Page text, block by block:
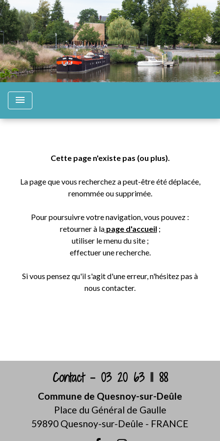
menu
Cette page n'existe pas (ou plus).
La page que vous recherchez a peut-être été déplacée,
renommée ou supprimée.
Pour poursuivre votre navigation, vous pouvez :
retourner à la page d'accueil ;
utiliser le menu du site ;
effectuer une recherche.
Si vous pensez qu'il s'agit d'une erreur, n'hésitez pas à
nous contacter.
Contact - 03 20 63 11 88
Commune de Quesnoy-sur-Deûle
Place du Général de Gaulle
59890 Quesnoy-sur-Deûle - FRANCE